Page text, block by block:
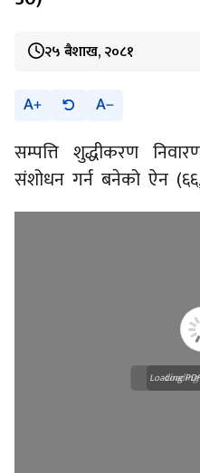
२५ बैशाख, २०८१
A A
सम्पत्ति शुद्धीकरण
संशोधन गर्न बनेको ऐन
Loading
Loading